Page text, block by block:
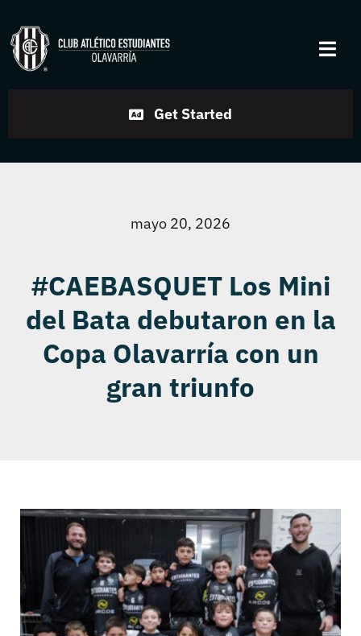
to
content
Disciplinas
Contacto
Get Started
mayo 20, 2026
#CAEBASQUET Los Mini
del Bata debutaron en la
Copa Olavarría con un
gran triunfo